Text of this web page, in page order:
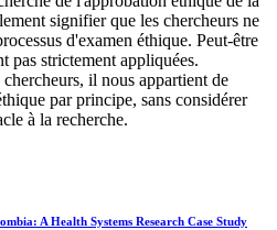
signifier que les chercheurs ne
d'examen éthique. Peut-être
pas strictement appliquées.
il nous appartient de
par principe, sans considérer
à la recherche.
A Health Systems Research Case Study